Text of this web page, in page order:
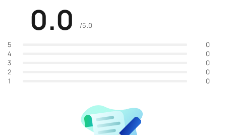
0.0 /5.0
5
0
4
0
3
0
2
0
1
0